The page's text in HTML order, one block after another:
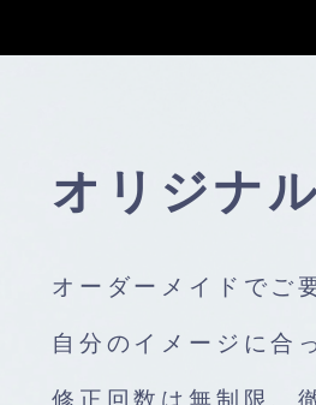
オリジナ
オーダーメイドでご
自分のイメージに合
修正回数は無制限、